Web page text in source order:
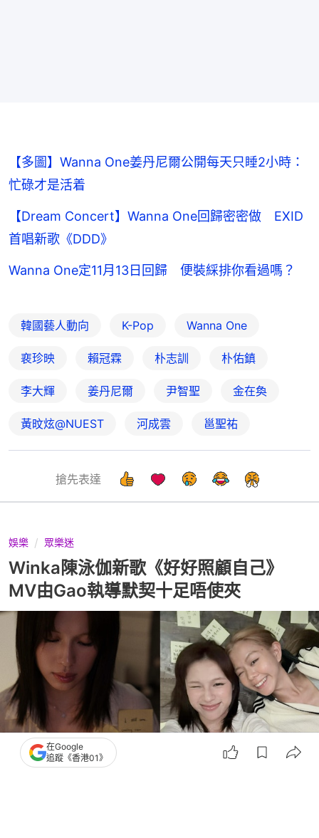
【多圖】Wanna One姜丹尼爾公開每天只睡2小時：
忙碌才是活着
【Dream Concert】Wanna One回歸密密做 EXID
首唱新歌《DDD》
Wanna One定11月13日回歸 便裝綵排你看過嗎？
韓國藝人動向 K-Pop Wanna One
裵珍映 賴冠霖 朴志訓 朴佑鎮
李大輝 姜丹尼爾 尹智聖 金在奐
黃旼炫@NUEST 河成雲 邕聖祐
搶先表達
娛樂 眾樂迷
Winka陳泳伽新歌《好好照顧自己》
MV由Gao執導默契十足唔使夾
在Google
追蹤《香港01》